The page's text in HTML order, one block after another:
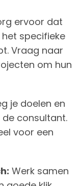
ervoor dat
specifieke
Vraag naar
om hun
je doelen en
consultant.
voor een
Werk samen